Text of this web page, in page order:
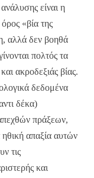
ανάλυσης είναι η
όρος «βία της
, αλλά δεν βοηθά
πολτός τα
και ακροδεξιάς βίας.
δεδομένα
δέκα)
πράξεων,
ηθική απαξία αυτών
τις
και